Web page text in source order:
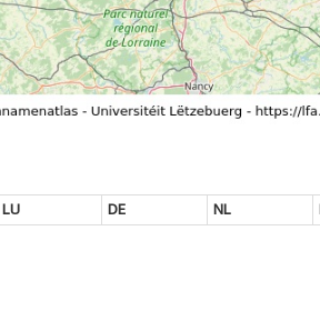
LU DE NL